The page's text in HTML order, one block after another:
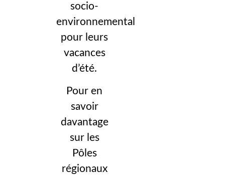
socio-
environnemental
pour leurs
vacances
d’été.
Pour en
savoir
davantage
sur les
Pôles
régionaux